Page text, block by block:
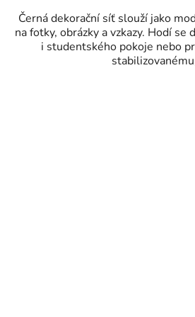
Černá dekorační síť slouží jako
na fotky, obrázky a vzkazy. Hodí
i studentského pokoje nebo